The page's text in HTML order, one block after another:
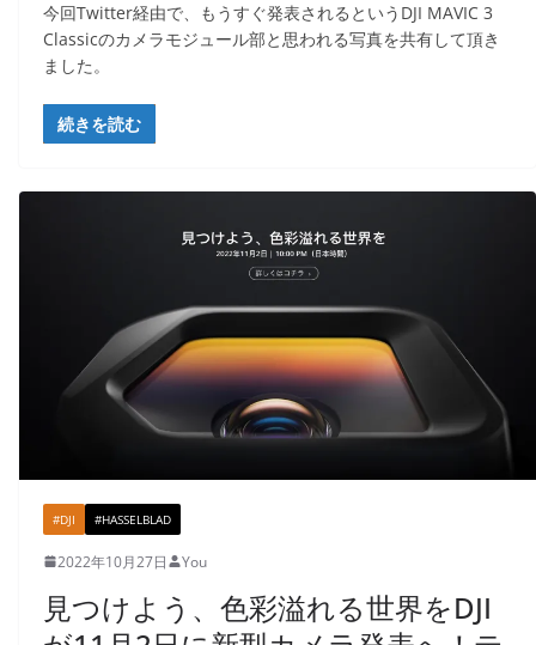
今回Twitter経由で、もうすぐ発表されるというDJI MAVIC 3
Classicのカメラモジュール部と思われる写真を共有して頂き
ました。​
続きを読む
#DJI #HASSELBLAD
2022年10月27日 You
見つけよう、色彩溢れる世界をDJI